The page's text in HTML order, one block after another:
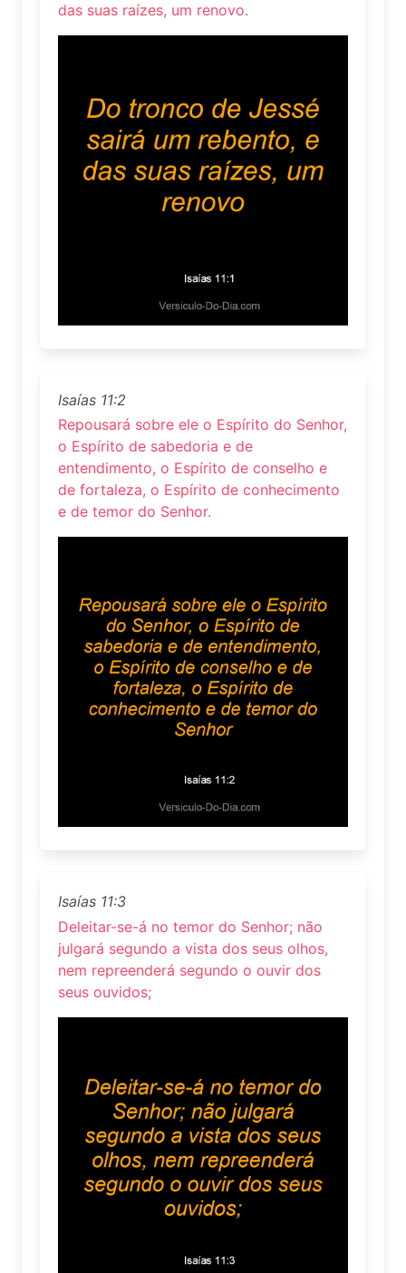
das suas raízes, um renovo.
Isaías 11:2
Repousará sobre ele o Espírito do Senhor,
o Espírito de sabedoria e de
entendimento, o Espírito de conselho e
de fortaleza, o Espírito de conhecimento
e de temor do Senhor.
Isaías 11:3
Deleitar-se-á no temor do Senhor; não
julgará segundo a vista dos seus olhos,
nem repreenderá segundo o ouvir dos
seus ouvidos;